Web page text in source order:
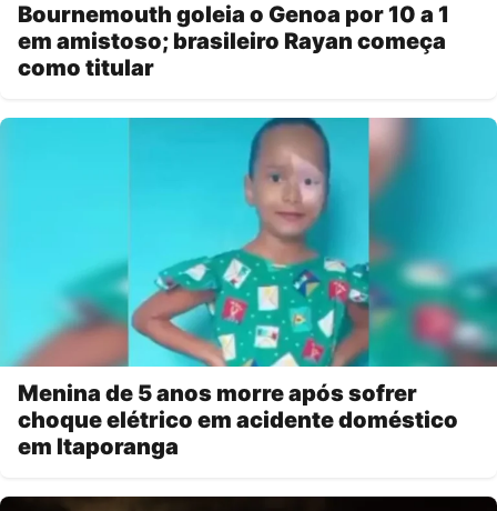
Bournemouth goleia o Genoa por 10 a 1
em amistoso; brasileiro Rayan começa
como titular
Menina de 5 anos morre após sofrer
choque elétrico em acidente doméstico
em Itaporanga